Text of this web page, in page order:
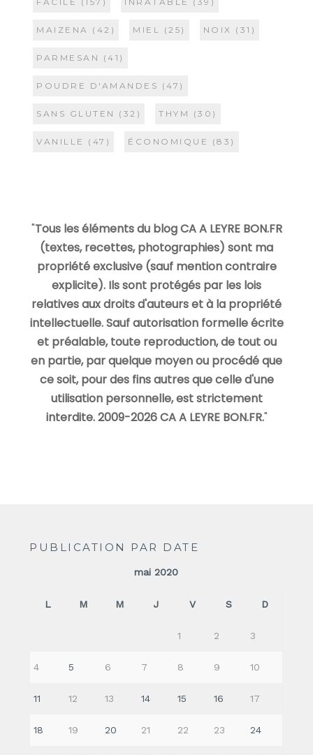
MAIZENA (42) MIEL (25) NOIX (31)
PARMESAN (41)
POUDRE D'AMANDES (47)
SANS GLUTEN (32) THYM (30)
VANILLE (47) ÉCONOMIQUE (83)
"Tous les éléments du blog CA A LEYRE BON.FR
(textes, recettes, photographies) sont ma
propriété exclusive (sauf mention contraire
explicite). Ils sont protégés par les lois
relatives aux droits d'auteurs et à la propriété
intellectuelle. Sauf autorisation formelle écrite
et préalable, toute reproduction, de tout ou
en partie, par quelque moyen ou procédé que
ce soit, pour des fins autres que celle d'une
utilisation personnelle, est strictement
interdite. 2009-2026 CA A LEYRE BON.FR."
PUBLICATION PAR DATE
mai 2020
L M M J V S D
1 2 3
4 5 6 7 8 9 10
11 12 13 14 15 16 17
18 19 20 21 22 23 24